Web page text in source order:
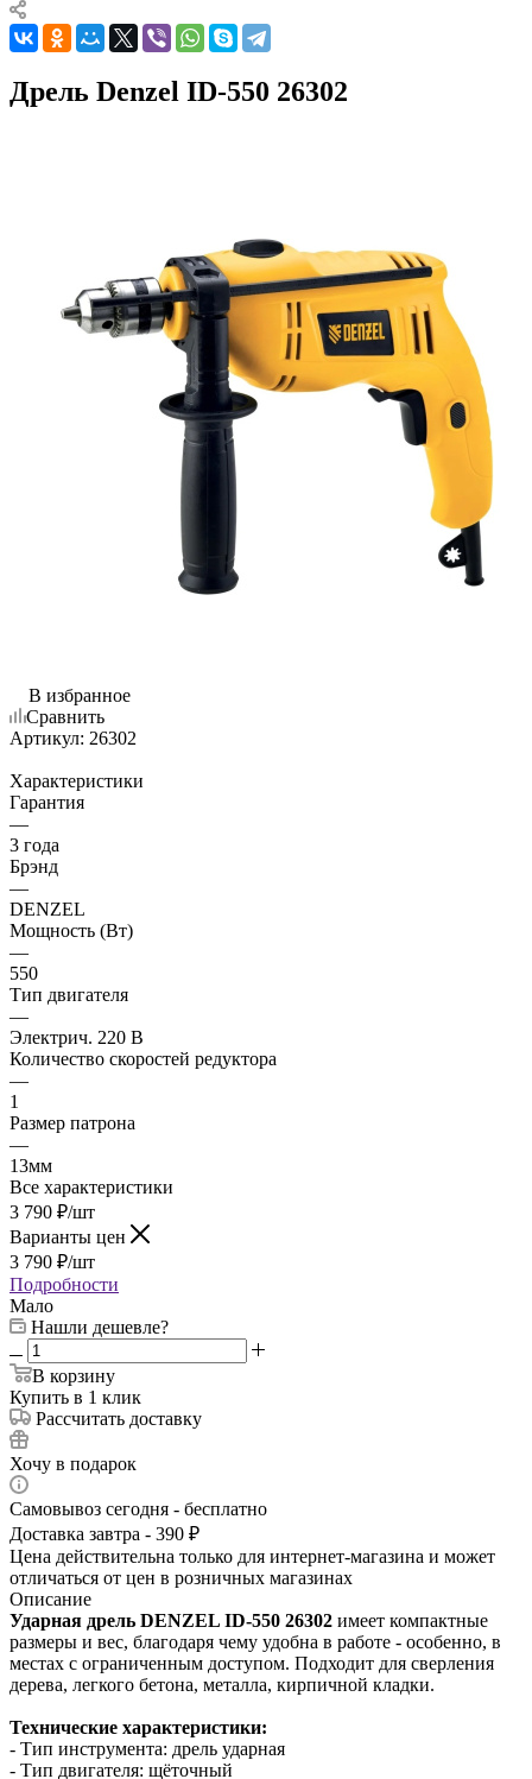
Дрель Denzel ID-550 26302
В избранное
Сравнить
Артикул: 26302
Характеристики
Гарантия
—
3 года
Брэнд
—
DENZEL
Мощность (Вт)
—
550
Тип двигателя
—
Электрич. 220 В
Количество скоростей редуктора
—
1
Размер патрона
—
13мм
Все характеристики
3 790 ₽/шт
Варианты цен
3 790 ₽/шт
Подробности
Мало
Нашли дешевле?
В корзину
Купить в 1 клик
Рассчитать доставку
Хочу в подарок
Самовывоз сегодня - бесплатно
Доставка завтра - 390 ₽
Цена действительна только для интернет-магазина и может
отличаться от цен в розничных магазинах
Описание
Ударная дрель DENZEL ID-550 26302 имеет компактные
размеры и вес, благодаря чему удобна в работе - особенно, в
местах с ограниченным доступом. Подходит для сверления
дерева, легкого бетона, металла, кирпичной кладки.
Технические характеристики:
- Тип инструмента: дрель ударная
- Тип двигателя: щёточный